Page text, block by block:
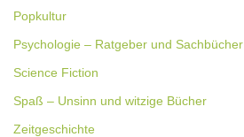
Popkultur
Psychologie – Ratgeber und Sachbücher
Science Fiction
Spaß – Unsinn und witzige Bücher
Zeitgeschichte